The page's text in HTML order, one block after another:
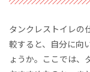
タンクレストイレの
較すると、自分に向
ょうか。ここでは、